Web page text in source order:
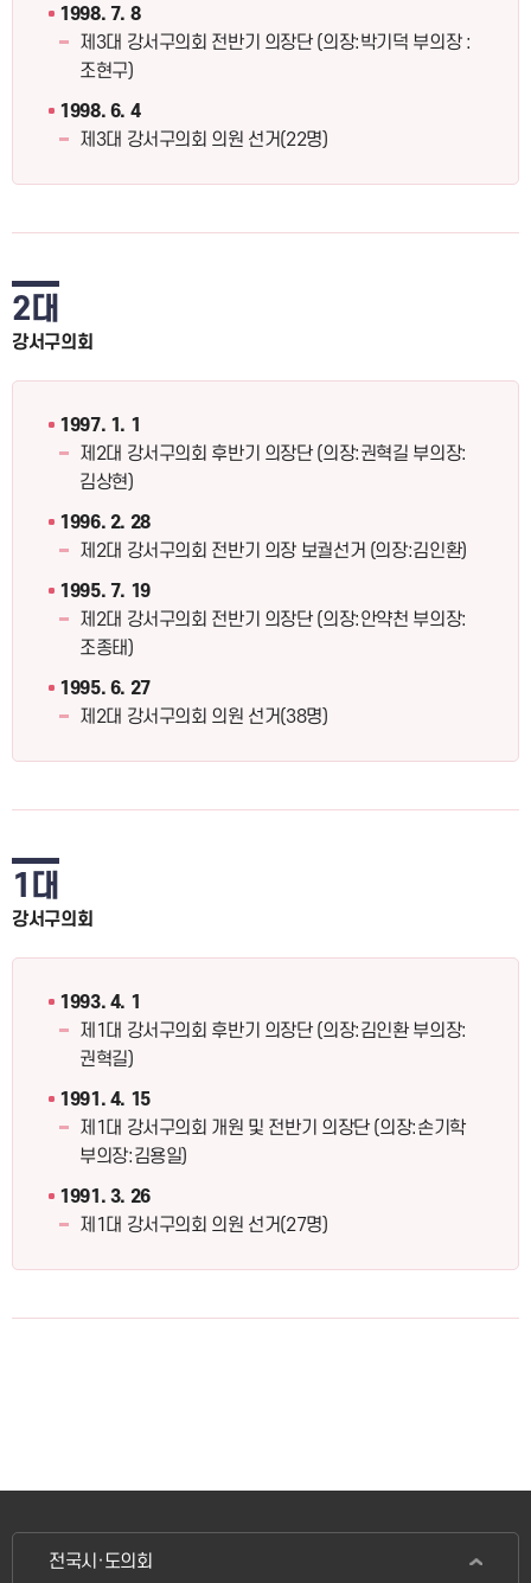
1998. 7. 8
제3대 강서구의회 전반기 의장단 (의장:박기덕 부의장 :
조현구)
1998. 6. 4
제3대 강서구의회 의원 선거(22명)
2대
강서구의회
1997. 1. 1
제2대 강서구의회 후반기 의장단 (의장:권혁길 부의장:
김상현)
1996. 2. 28
제2대 강서구의회 전반기 의장 보궐선거 (의장:김인환)
1995. 7. 19
제2대 강서구의회 전반기 의장단 (의장:안약천 부의장:
조종태)
1995. 6. 27
제2대 강서구의회 의원 선거(38명)
1대
강서구의회
1993. 4. 1
제1대 강서구의회 후반기 의장단 (의장:김인환 부의장:
권혁길)
1991. 4. 15
제1대 강서구의회 개원 및 전반기 의장단 (의장:손기학
부의장:김용일)
1991. 3. 26
제1대 강서구의회 의원 선거(27명)
전국시·도의회